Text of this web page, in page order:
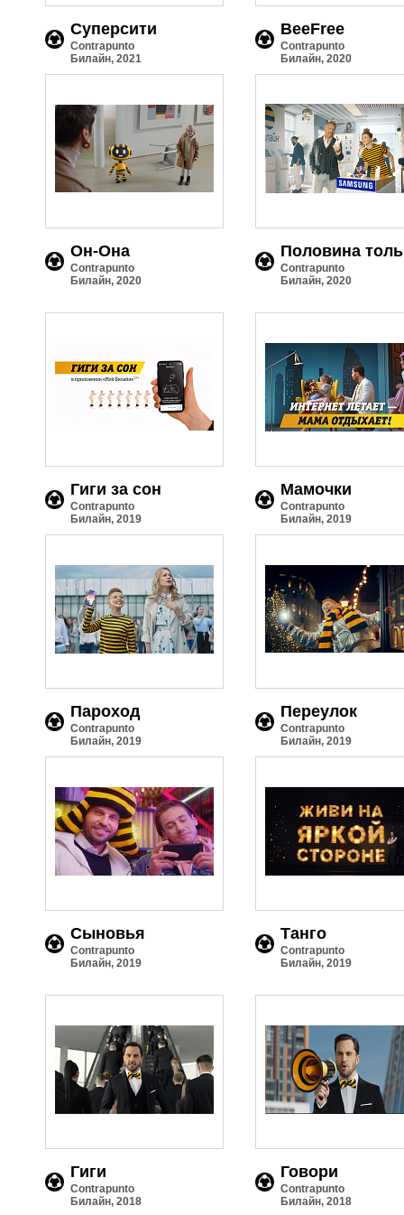
Суперсити
Contrapunto
Билайн, 2021
BeeFree
Contrapunto
Билайн, 2020
Он-Она
Contrapunto
Билайн, 2020
Половина
Contrapunto
Билайн, 2020
Гиги за сон
Contrapunto
Билайн, 2019
Мамочки
Contrapunto
Билайн, 2019
Пароход
Contrapunto
Билайн, 2019
Переулок
Contrapunto
Билайн, 2019
Сыновья
Contrapunto
Билайн, 2019
Танго
Contrapunto
Билайн, 2019
Гиги
Contrapunto
Билайн, 2018
Говори
Contrapunto
Билайн, 2018